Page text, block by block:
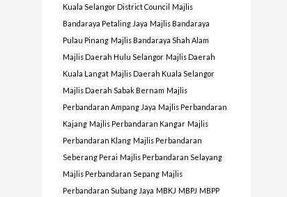
Kuala Selangor District Council
Majlis
Bandaraya Petaling Jaya Majlis Bandaraya
Pulau Pinang Majlis Bandaraya Shah Alam
Majlis Daerah Hulu Selangor Majlis Daerah
Kuala Langat Majlis Daerah Kuala Selangor
Majlis Daerah Sabak Bernam Majlis
Perbandaran Ampang Jaya Majlis Perbandaran
Kajang Majlis Perbandaran Kangar Majlis
Perbandaran Klang Majlis Perbandaran
Seberang Perai Majlis Perbandaran Selayang
Majlis Perbandaran Sepang Majlis
Perbandaran Subang Jaya MBKJ MBPJ MBPP